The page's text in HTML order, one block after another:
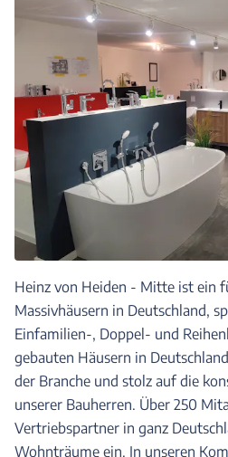
Heinz von Heiden - Mitte ist ein
Massivhäusern in Deutschland,
Einfamilien-, Doppel- und
gebauten Häusern in
der Branche und stolz auf die
unserer Bauherren. Über 250
Vertriebspartner in ganz
Wohnträume ein. In unseren